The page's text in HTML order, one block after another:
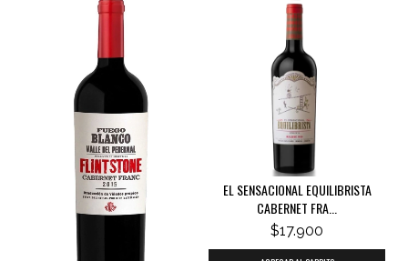
EL SENSACIONAL EQUILIBRISTA
CABERNET FRA...
$17.900